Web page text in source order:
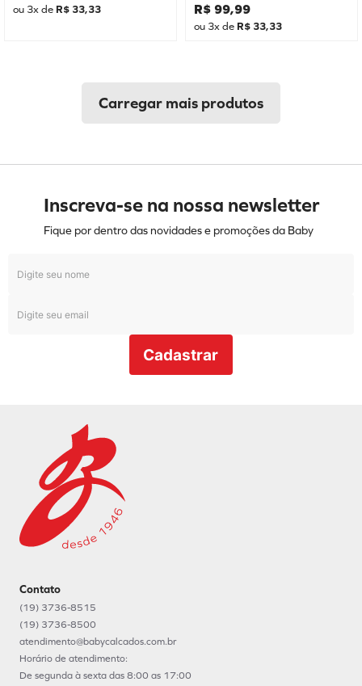
ou 3x de R$ 33,33 R$ 99,99
ou 3x de R$ 33,33
Inscreva-se na nossa newsletter
Fique por dentro das novidades e promoções da Baby
Cadastrar
Contato
(19) 3736-8515
(19) 3736-8500
atendimento@babycalcados.com.br
Horário de atendimento:
De segunda à sexta das 8:00 as 17:00